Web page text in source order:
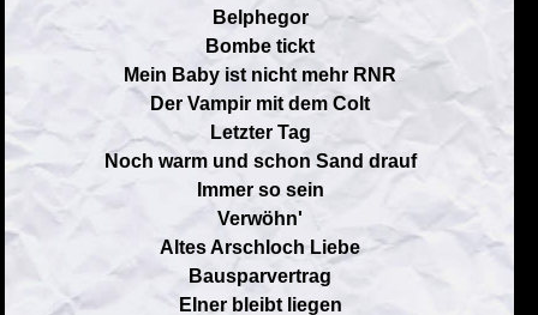
Belphegor
Bombe tickt
Mein Baby ist nicht mehr RNR
Der Vampir mit dem Colt
Letzter Tag
Noch warm und schon Sand drauf
Immer so sein
Verwöhn'
Altes Arschloch Liebe
Bausparvertrag
EIner bleibt liegen